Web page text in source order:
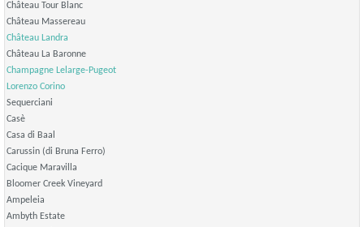
Château Tour Blanc
Château Massereau
Château Landra
Château La Baronne
Champagne Lelarge-Pugeot
Lorenzo Corino
Sequerciani
Casè
Casa di Baal
Carussin (di Bruna Ferro)
Cacique Maravilla
Bloomer Creek Vineyard
Ampeleia
Ambyth Estate